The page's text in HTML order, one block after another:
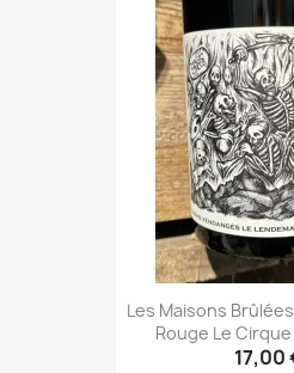
Les Maisons
Rouge Le
17,00